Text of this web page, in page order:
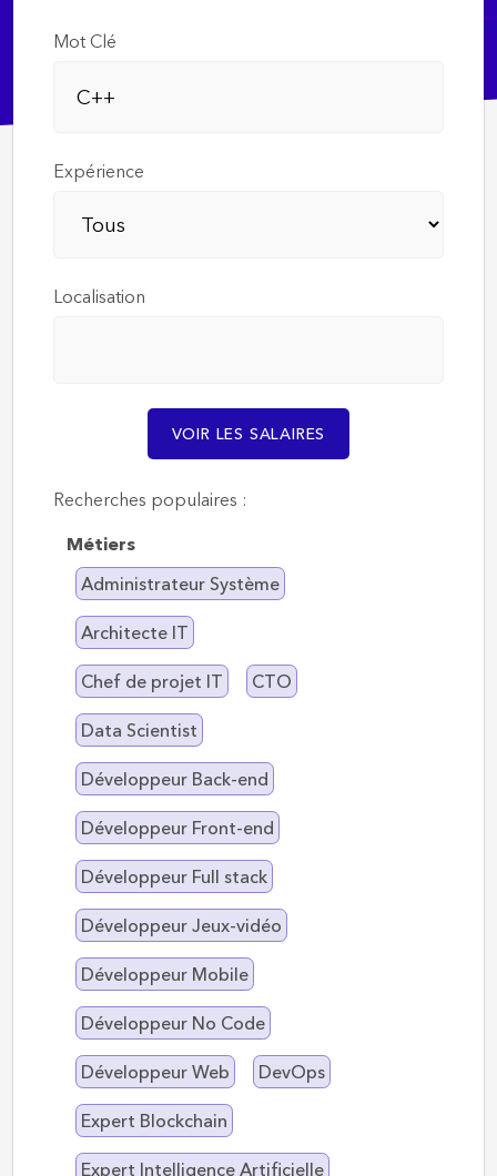
Mot Clé
Expérience
Localisation
VOIR LES SALAIRES
Recherches populaires :
Métiers
Administrateur Système
Architecte IT
Chef de projet IT CTO
Data Scientist
Développeur Back-end
Développeur Front-end
Développeur Full stack
Développeur Jeux-vidéo
Développeur Mobile
Développeur No Code
Développeur Web DevOps
Expert Blockchain
Expert Intelligence Artificielle